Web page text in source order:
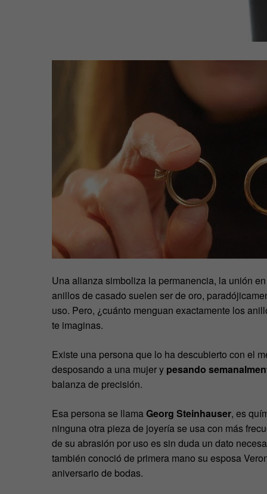
Una alianza simboliza la permanencia, la unión
anillos de casado suelen ser de oro,
uso. Pero, ¿cuánto menguan exactamente los
te imaginas.
Existe una persona que lo ha descubierto con el
desposando a una mujer y pesando
balanza de precisión.
Esa persona se llama Georg Steinhauser, es
ninguna otra pieza de joyería se usa con más
de su abrasión por uso es sin duda un dato
también conoció de primera mano su esposa
aniversario de bodas.